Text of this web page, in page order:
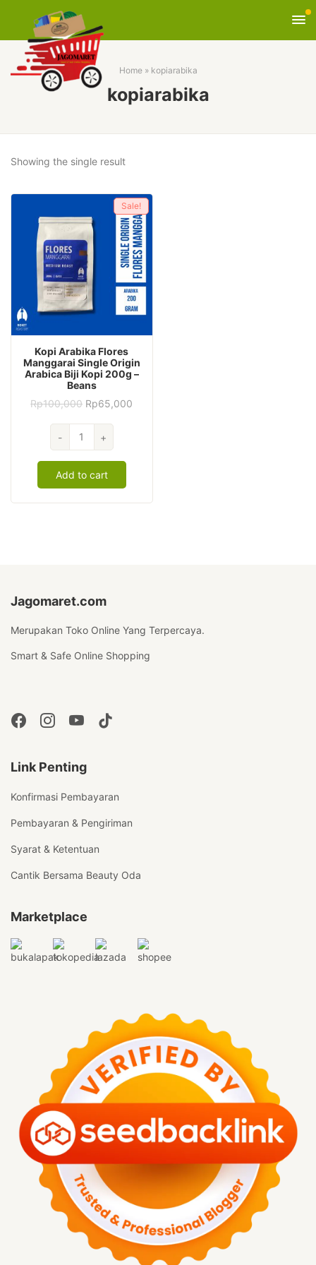
Home» kopiarabika
kopiarabika
Showing the single result
Sale!
Kopi Arabika Flores
Manggarai Single Origin
Arabica Biji Kopi 200g –
Beans
Rp100,000 Original
was:
Rp100,000.
Rp65,000
-
Arabika
Flores
Manggarai
Single
Origin
quantity
+
Add to cart
Jagomaret.com
Merupakan Toko Online Yang Terpercaya.
Smart & Safe Online Shopping
Link Penting
Konfirmasi Pembayaran
Pembayaran & Pengiriman
Syarat & Ketentuan
Cantik Bersama Beauty Oda
Marketplace